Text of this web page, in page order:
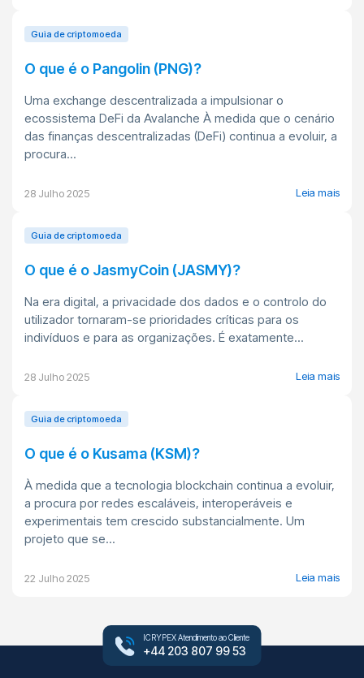
Guia de criptomoeda
O que é o Pangolin (PNG)?
Uma exchange descentralizada a impulsionar o
ecossistema DeFi da Avalanche À medida que o cenário
das finanças descentralizadas (DeFi) continua a evoluir, a
procura...
28 Julho 2025 Leia mais
Guia de criptomoeda
O que é o JasmyCoin (JASMY)?
Na era digital, a privacidade dos dados e o controlo do
utilizador tornaram-se prioridades críticas para os
indivíduos e para as organizações. É exatamente...
28 Julho 2025 Leia mais
Guia de criptomoeda
O que é o Kusama (KSM)?
À medida que a tecnologia blockchain continua a evoluir,
a procura por redes escaláveis, interoperáveis e
experimentais tem crescido substancialmente. Um
projeto que se...
22 Julho 2025 Leia mais
ICRYPEX Atendimento ao Cliente
+44 203 807 99 53